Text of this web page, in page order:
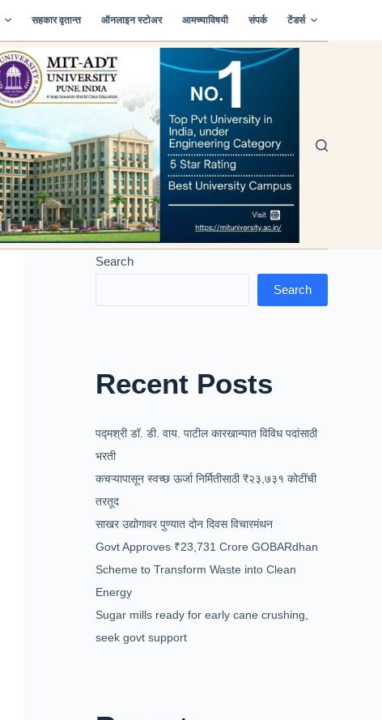
सहकार वृतान्त ऑनलाइन स्टोअर आमच्याविषयी संपर्क टेंडर्स
Search
Search
Recent Posts
पद्मश्री डॉ. डी. वाय. पाटील कारखान्यात विविध पदांसाठी
भरती
कचऱ्यापासून स्वच्छ ऊर्जा निर्मितीसाठी ₹२३,७३१ कोटींची
तरतूद
साखर उद्योगावर पुण्यात दोन दिवस विचारमंथन
Govt Approves ₹23,731 Crore GOBARdhan
Scheme to Transform Waste into Clean
Energy
Sugar mills ready for early cane crushing,
seek govt support